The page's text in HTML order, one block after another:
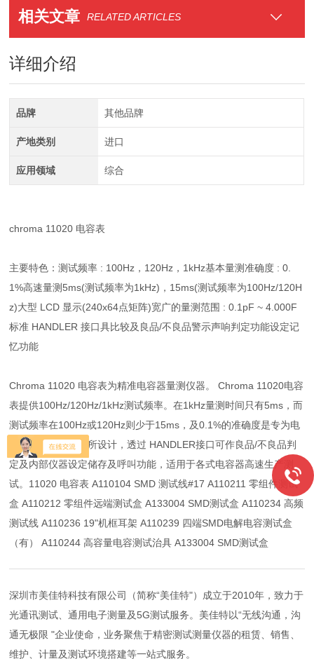
相关文章 RELATED ARTICLES
详细介绍
品牌 其他品牌
产地类别 进口
应用领域 综合
chroma 11020 电容表
主要特色：测试频率 : 100Hz，120Hz，1kHz基本量测准确度 : 0.
1%高速量测5ms(测试频率为1kHz)，15ms(测试频率为100Hz/120H
z)大型 LCD 显示(240x64点矩阵)宽广的量测范围 : 0.1pF ~ 4.000F
标准 HANDLER 接口具比较及良品/不良品警示声响判定功能设定记
忆功能
Chroma 11020 电容表为精准电容器量测仪器。 Chroma 11020电容
表提供100Hz/120Hz/1kHz测试频率。在1kHz量测时间只有5ms，而
测试频率在100Hz或120Hz则少于15ms，及0.1%的准确度是专为电
容器自动生产测试所设计，透过 HANDLER接口可作良品/不良品判
定及内部仪器设定储存及呼叫功能，适用于各式电容器高速生产测
试。11020 电容表 A110104 SMD 测试线#17 A110211 零组件测试
盒 A110212 零组件远端测试盒 A133004 SMD测试盒 A110234 高频
测试线 A110236 19"机框耳架 A110239 四端SMD电解电容测试盒
（有） A110244 高容量电容测试治具 A133004 SMD测试盒
深圳市美佳特科技有限公司（简称“美佳特"）成立于2010年，致力于
光通讯测试、通用电子测量及5G测试服务。美佳特以“无线沟通，沟
通无极限 "企业使命，业务聚焦于精密测试测量仪器的租赁、销售、
维护、计量及测试环境搭建等一站式服务。